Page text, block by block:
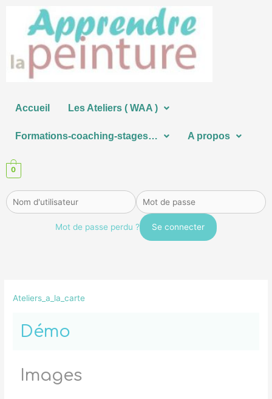
contenu
Accueil Les Ateliers ( WAA )
Formations-coaching-stages… A propos
0
Mot de passe perdu ?
Ateliers_a_la_carte
Démo
Images